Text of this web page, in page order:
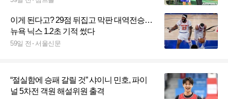
이게 된다고? 29점 뒤집고 막판 대역전승…
뉴욕 닉스 1.2초 기적 썼다
59일 전 서울신문
“절실함에 승패 갈릴 것” 샤이니 민호, 파이
널 5차전 객원 해설위원 출격